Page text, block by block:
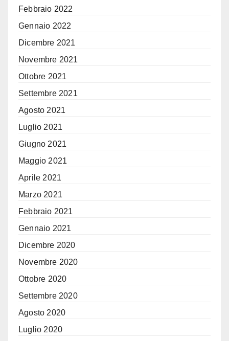
Febbraio 2022
Gennaio 2022
Dicembre 2021
Novembre 2021
Ottobre 2021
Settembre 2021
Agosto 2021
Luglio 2021
Giugno 2021
Maggio 2021
Aprile 2021
Marzo 2021
Febbraio 2021
Gennaio 2021
Dicembre 2020
Novembre 2020
Ottobre 2020
Settembre 2020
Agosto 2020
Luglio 2020